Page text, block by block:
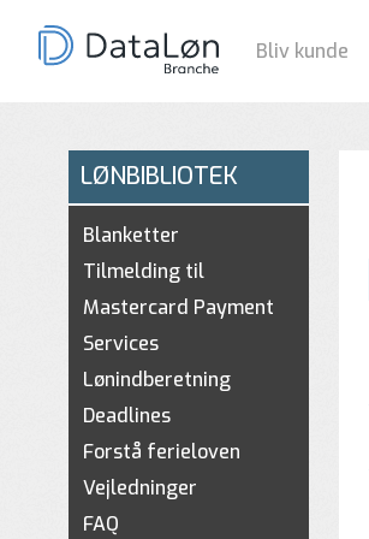
Bliv kunde
LØNBIBLIOTEK
Blanketter
Tilmelding til
Mastercard Payment
Services
Lønindberetning
Deadlines
Forstå ferieloven
Vejledninger
FAQ